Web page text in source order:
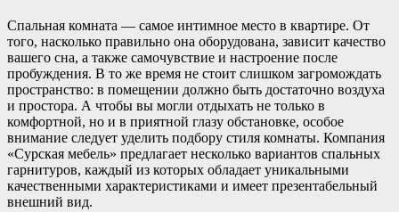
Спальная комната — самое интимное место в квартире. От
того, насколько правильно она оборудована, зависит качество
вашего сна, а также самочувствие и настроение после
пробуждения. В то же время не стоит слишком загромождать
пространство: в помещении должно быть достаточно воздуха
и простора. А чтобы вы могли отдыхать не только в
комфортной, но и в приятной глазу обстановке, особое
внимание следует уделить подбору стиля комнаты. Компания
«Сурская мебель» предлагает несколько вариантов спальных
гарнитуров, каждый из которых обладает уникальными
качественными характеристиками и имеет презентабельный
внешний вид.